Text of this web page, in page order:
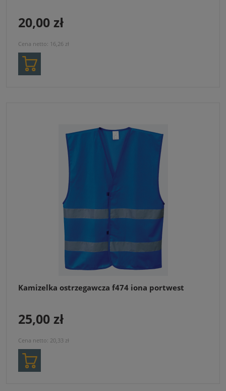
20,00 zł
Cena netto: 16,26 zł
Kamizelka ostrzegawcza f474 iona portwest
25,00 zł
Cena netto: 20,33 zł